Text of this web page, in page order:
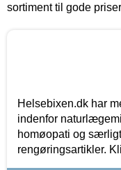
sortiment til gode
Helsebixen.dk har
indenfor
homøopati og
rengøringsartikler.